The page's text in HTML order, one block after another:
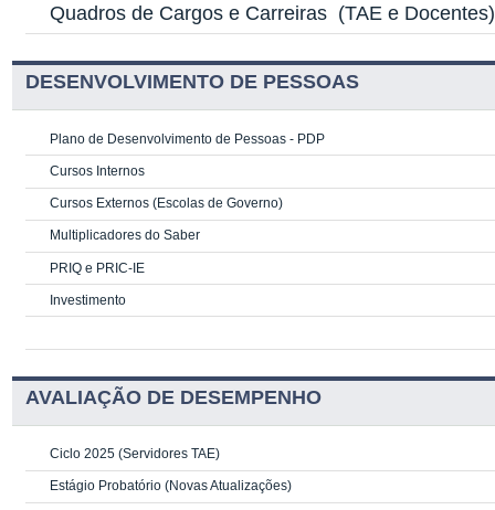
Quadros de Cargos e Carreiras (TAE e Docentes)
DESENVOLVIMENTO DE PESSOAS
Plano de Desenvolvimento de Pessoas - PDP
Cursos Internos
Cursos Externos (Escolas de Governo)
Multiplicadores do Saber
PRIQ e PRIC-IE
Investimento
AVALIAÇÃO DE DESEMPENHO
Ciclo 2025 (Servidores TAE)
Estágio Probatório (Novas Atualizações)